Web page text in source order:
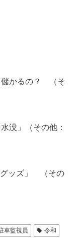
儲かるの？ （そ
没」（その他：
ッズ」 （その
車監視員 令和